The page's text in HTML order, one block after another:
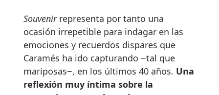
Souvenir representa por tanto una
ocasión irrepetible para indagar en las
emociones y recuerdos dispares que
Caramés ha ido capturando −tal que
mariposas−, en los últimos 40 años. Una
reflexión muy íntima sobre la